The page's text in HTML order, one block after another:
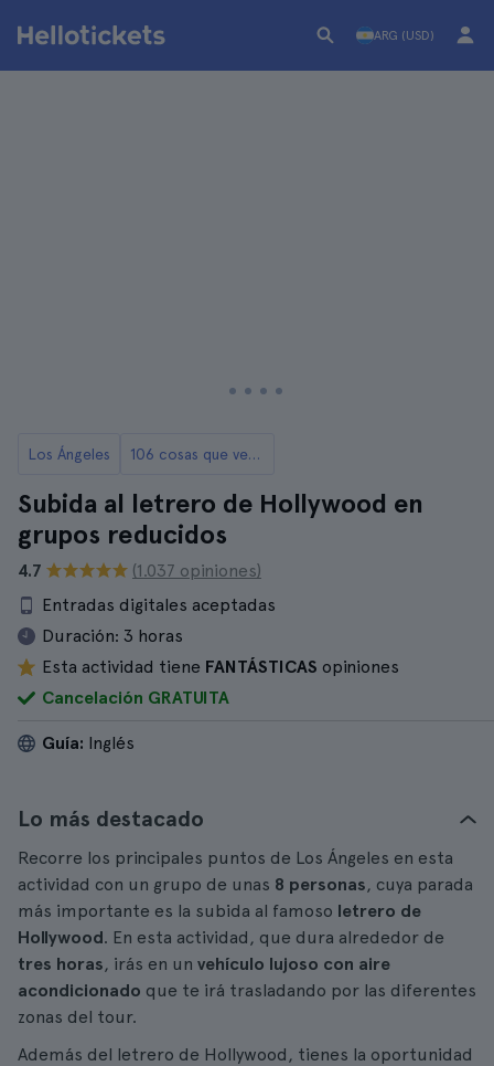
ARG (USD)
Los Ángeles 106 cosas que ver y hacer en Los Ángeles
Subida al letrero de Hollywood en
grupos reducidos
4.7
(1.037 opiniones)
Entradas digitales aceptadas
Duración: 3 horas
Esta actividad tiene FANTÁSTICAS opiniones
Cancelación GRATUITA
Guía: Inglés
Lo más destacado
Recorre los principales puntos de Los Ángeles en esta
actividad con un grupo de unas 8 personas, cuya parada
más importante es la subida al famoso letrero de
Hollywood. En esta actividad, que dura alrededor de
tres horas, irás en un vehículo lujoso con aire
acondicionado que te irá trasladando por las diferentes
zonas del tour.
Además del letrero de Hollywood, tienes la oportunidad